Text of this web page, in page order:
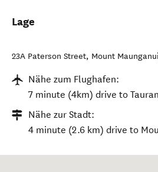
Lage
23A Paterson Street, Mount Maunganui
Nähe zum Flughafen:
7 minute (4km) drive to
Nähe zur Stadt:
4 minute (2.6 km) drive to